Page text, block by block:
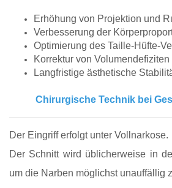
Erhöhung von Projektion und
Verbesserung der
Optimierung des Taille-Hüfte-
Korrektur von Volumendefiziten
Langfristige ästhetische
Chirurgische Technik bei
Der Eingriff erfolgt unter Vollnarkose.
Der Schnitt wird üblicherweise in
um die Narben möglichst unauffällig